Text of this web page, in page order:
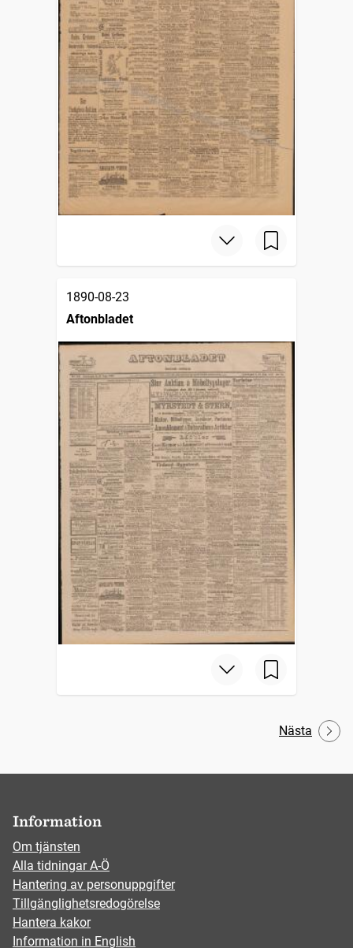
1890-08-23
Aftonbladet
Nästa
Information
Om tjänsten
Alla tidningar A-Ö
Hantering av personuppgifter
Tillgänglighetsredogörelse
Hantera kakor
Information in English